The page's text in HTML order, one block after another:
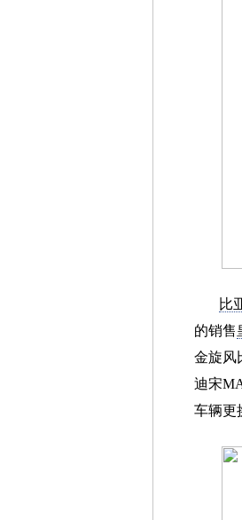
比
的销售
金旋风
迪宋
车辆更